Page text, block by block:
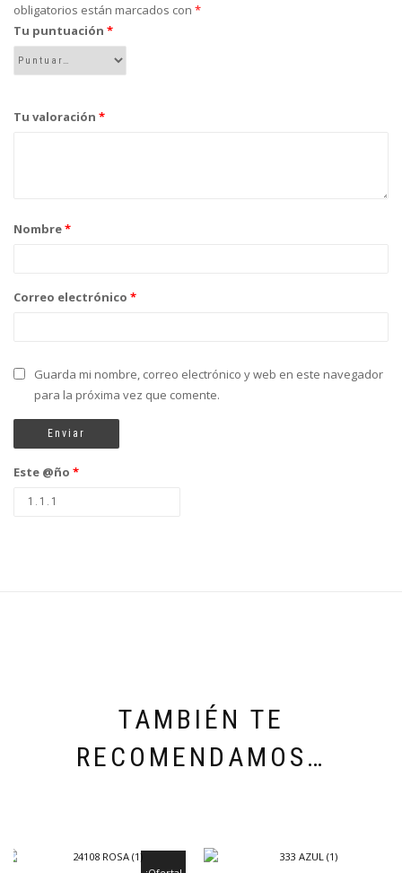
obligatorios están marcados con *
Tu puntuación *
Tu valoración *
Nombre*
Correo electrónico *
Guarda mi nombre, correo electrónico y web en este navegador
para la próxima vez que comente.
Este @ño *
TAMBIÉN TE
RECOMENDAMOS…